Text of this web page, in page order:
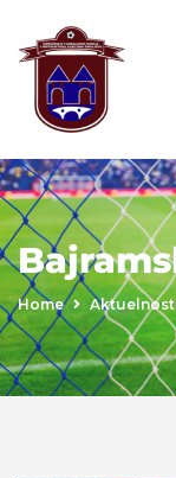
Home